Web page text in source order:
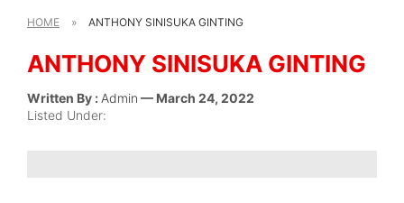
HOME » ANTHONY SINISUKA GINTING
ANTHONY SINISUKA GINTING
Written By : Admin — March 24, 2022
Listed Under: